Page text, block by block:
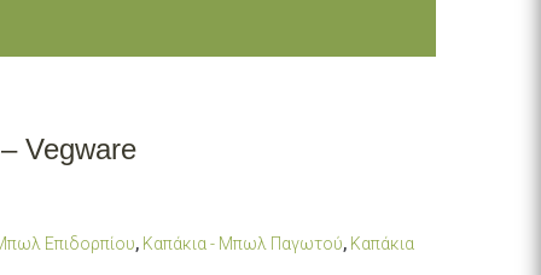
Vegware
Επιδορπίου, Καπάκια - Μπωλ Παγωτού, Καπάκια